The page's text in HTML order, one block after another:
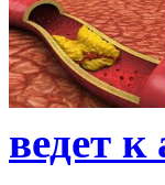
ведет к